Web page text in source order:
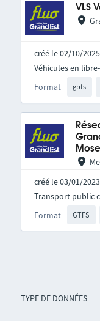
TYPE DE DONNÉES
VLS
créé le 02/10/2025
Format gbfs
Véhicules en
créé le 03/01/2023
Format GTFS
Transport public